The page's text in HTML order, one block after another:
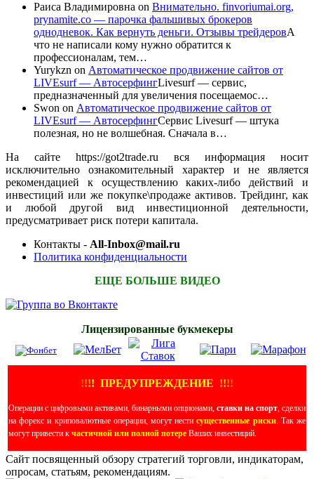
Раиса Владимировна on Внимательно. finvoriumai.org,
prynamite.co — парочка фальшивых брокеров
однодневок. Как вернуть деньги. Отзывы трейдеровА
что не написали кому нужно обратится к
профессионалам, тем…
Yurykzn on Автоматическое продвижение сайтов от
LIVEsurf — АвтосерфингLivesurf — сервис,
предназначенный для увеличения посещаемос…
Swon on Автоматическое продвижение сайтов от
LIVEsurf — АвтосерфингСервис Livesurf — штука
полезная, но не волшебная. Сначала в…
На сайте https://got2trade.ru вся информация носит
исключительно ознакомительный характер и не является
рекомендацией к осуществлению каких-либо действий и
инвестиций или же покупке\продаже активов. Трейдинг, как
и любой другой вид инвестиционной деятельности,
предусматривает риск потери капитала.
Контакты - All-Inbox@mail.ru
Политика конфиденциальности
ЕЩЕ БОЛЬШЕ ВИДЕО
Лицензированные букмекеры
!!!! ПРЕДУПРЕЖДЕНИЕ !!!!
Операции с цифровыми активами, бинарными опционами, ставки на спорт, сделки
на форекс и криповалютные операции, могут нестисущественные риски. Так же
могут привести к частичной или полной потере Ваших инвестиций.
Сайт посвященный обзору стратегий торговли, индикаторам,
опросам, статьям, рекомендациям.